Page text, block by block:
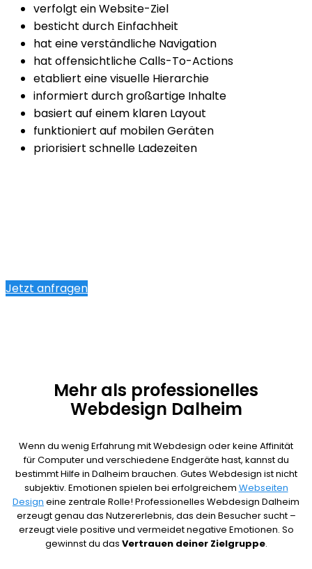
verfolgt ein Website-Ziel
besticht durch Einfachheit
hat eine verständliche Navigation
hat offensichtliche Calls-To-Actions
etabliert eine visuelle Hierarchie
informiert durch großartige Inhalte
basiert auf einem klaren Layout
funktioniert auf mobilen Geräten
priorisiert schnelle Ladezeiten
Jetzt anfragen
Mehr als professionelles
Webdesign Dalheim
Wenn du wenig Erfahrung mit Webdesign oder keine Affinität
für Computer und verschiedene Endgeräte hast, kannst du
bestimmt Hilfe in Dalheim brauchen. Gutes Webdesign ist nicht
subjektiv. Emotionen spielen bei erfolgreichem Webseiten
Design eine zentrale Rolle! Professionelles Webdesign Dalheim
erzeugt genau das Nutzererlebnis, das dein Besucher sucht –
erzeugt viele positive und vermeidet negative Emotionen. So
gewinnst du das Vertrauen deiner Zielgruppe.